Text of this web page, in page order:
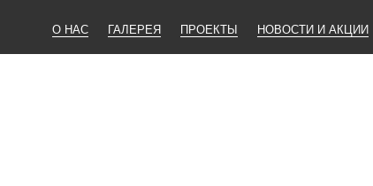
О НАС ГАЛЕРЕЯ ПРОЕКТЫ НОВОСТИ И АКЦИИ